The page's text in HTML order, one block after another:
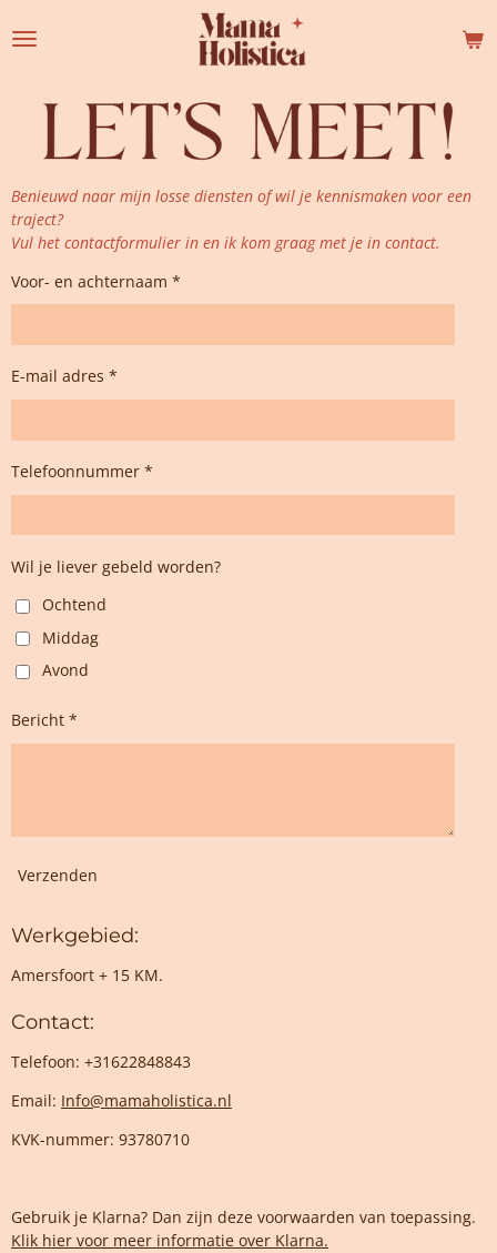
direct
hoofdinhoud
Benieuwd naar mijn losse diensten of wil je kennismaken voor een
traject?
Vul het contactformulier in en ik kom graag met je in contact.
Voor- en achternaam *
E-mail adres *
Telefoonnummer *
Wil je liever gebeld worden?
Ochtend
Middag
Avond
Bericht *
Verzenden
Werkgebied:
Amersfoort + 15 KM.
Contact:
Telefoon: +31622848843
Email: Info@mamaholistica.nl
KVK-nummer: 93780710
Gebruik je Klarna? Dan zijn deze voorwaarden van toepassing.
Klik hier voor meer informatie over Klarna.